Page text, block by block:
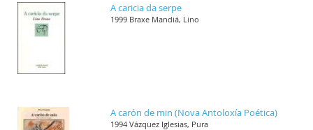
A caricia da serpe
1999 Braxe Mandiá, Lino
A carón de min (Nova Antoloxía Poética)
1994 Vázquez Iglesias, Pura